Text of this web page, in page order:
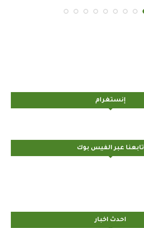
إنستغرام
تابعنا عبر الفيس بوك
احدث اخبار